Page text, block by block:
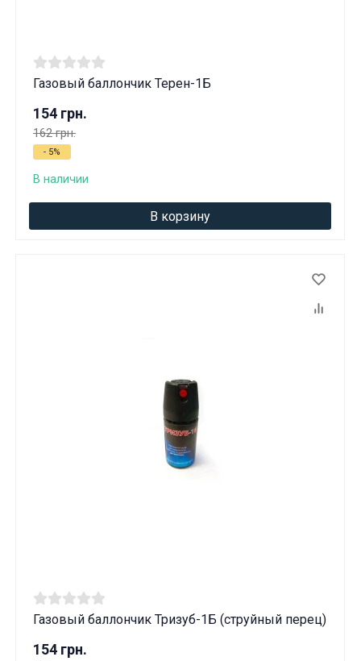
Газовый баллончик Терен-1Б
154 грн.
162 грн.
- 5%
В наличии
В корзину
Газовый баллончик Тризуб-1Б (струйный перец)
154 грн.